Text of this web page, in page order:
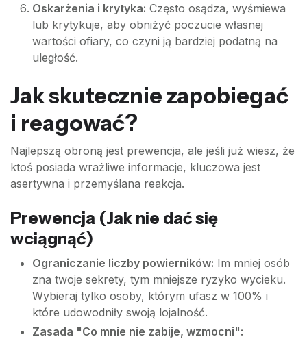
Oskarżenia i krytyka: Często osądza, wyśmiewa
lub krytykuje, aby obniżyć poczucie własnej
wartości ofiary, co czyni ją bardziej podatną na
uległość.
Jak skutecznie zapobiegać
i reagować?
Najlepszą obroną jest prewencja, ale jeśli już wiesz, że
ktoś posiada wrażliwe informacje, kluczowa jest
asertywna i przemyślana reakcja.
Prewencja (Jak nie dać się
wciągnąć)
Ograniczanie liczby powierników: Im mniej osób
zna twoje sekrety, tym mniejsze ryzyko wycieku.
Wybieraj tylko osoby, którym ufasz w 100% i
które udowodniły swoją lojalność.
Zasada "Co mnie nie zabije, wzmocni":